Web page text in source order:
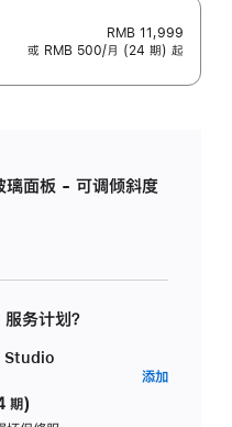
RMB 11,999
或 RMB 500/月 (24 期) 起
面板 - 可调倾斜度
务计划？
Studio
期)
添加